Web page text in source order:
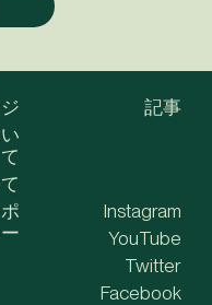
て
記事
Instagram
YouTube
Twitter
Facebook